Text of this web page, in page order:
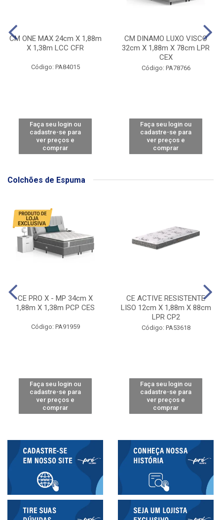
CM ONE MAX 24cm X 1,88m
X 1,38m LCC CFR
Código: PA84015
Faça seu login ou
cadastre-se para
ver preços e
comprar
CM DINAMO LUXO VISCO
32cm X 1,88m X 78cm LPR
CEX
Código: PA78766
Faça seu login ou
cadastre-se para
ver preços e
comprar
Colchões de Espuma
CE PRO X - MP 34cm X
1,88m X 1,38m PCP CES
Código: PA91959
Faça seu login ou
cadastre-se para
ver preços e
comprar
CE ACTIVE RESISTENTE
LISO 12cm X 1,88m X 88cm
LPR CP2
Código: PA53618
Faça seu login ou
cadastre-se para
ver preços e
comprar